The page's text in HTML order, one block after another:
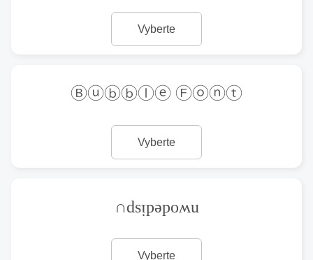
Vyberte
Ⓑⓤⓑⓑⓛⓔ Ⓕⓞⓝⓣ
Vyberte
∩dsᴉpǝpoʍu
Vyberte